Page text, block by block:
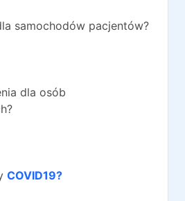
samochodów pacjentów?
dla osób
COVID19?